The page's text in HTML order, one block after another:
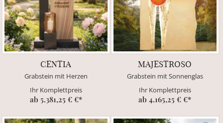
CENTIA
Grabstein mit Herzen
Ihr Komplettpreis
ab 5.381,25 € €*
MAJESTROSO
Grabstein mit Sonnenglas
Ihr Komplettpreis
ab 4.165,25 € €*